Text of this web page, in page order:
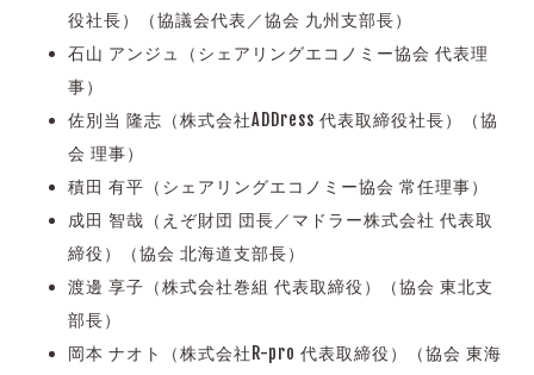
役社長）（協議会代表／協会 九州支部長）
石山 アンジュ（シェアリングエコノミー協会 代表理
事）
佐別当 隆志（株式会社ADDress 代表取締役社長）（協
会 理事）
積田 有平（シェアリングエコノミー協会 常任理事）
成田 智哉（えぞ財団 団長／マドラー株式会社 代表取
締役）（協会 北海道支部長）
渡邊 享子（株式会社巻組 代表取締役）（協会 東北支
部長）
岡本 ナオト（株式会社R-pro 代表取締役）（協会 東海